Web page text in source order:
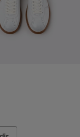
de materiales
001